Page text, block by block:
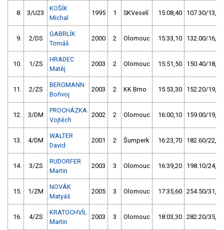
8. 3/U23
KOŠÍK
Michal
1995 1 SKVeselí 15:08,40 107.30/13,4
9. 2/DS
GABRLÍK
Tomáš
2000 2 Olomouc 15:33,10 132.00/16,5
10. 1/ZS
HRADEC
Matěj
2003 2 Olomouc 15:51,50 150.40/18,8
11. 2/ZS
BERGMANN
Bořivoj
2003 2 KK Brno 15:53,30 152.20/19,0
12. 3/DM
PROCHÁZKA
Vojtěch
2002 2 Olomouc 16:00,10 159.00/19,8
13. 4/DM
WALTER
David
2001 2 Šumperk 16:23,70 182.60/22,8
14. 3/ZS
RUDORFER
Martin
2003 3 Olomouc 16:39,20 198.10/24,7
15. 1/ZM
NOVÁK
Matyáš
2005 3 Olomouc 17:35,60 254.50/31,8
16. 4/ZS
KRATOCHVÍL
Martin
2003 3 Olomouc 18:03,30 282.20/35,2